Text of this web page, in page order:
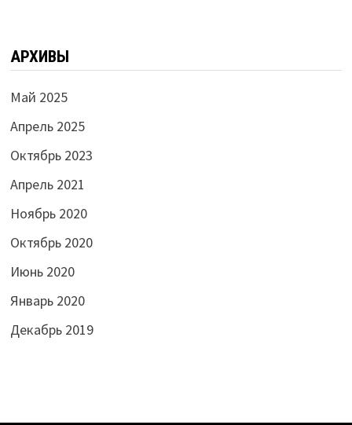
АРХИВЫ
Май 2025
Апрель 2025
Октябрь 2023
Апрель 2021
Ноябрь 2020
Октябрь 2020
Июнь 2020
Январь 2020
Декабрь 2019